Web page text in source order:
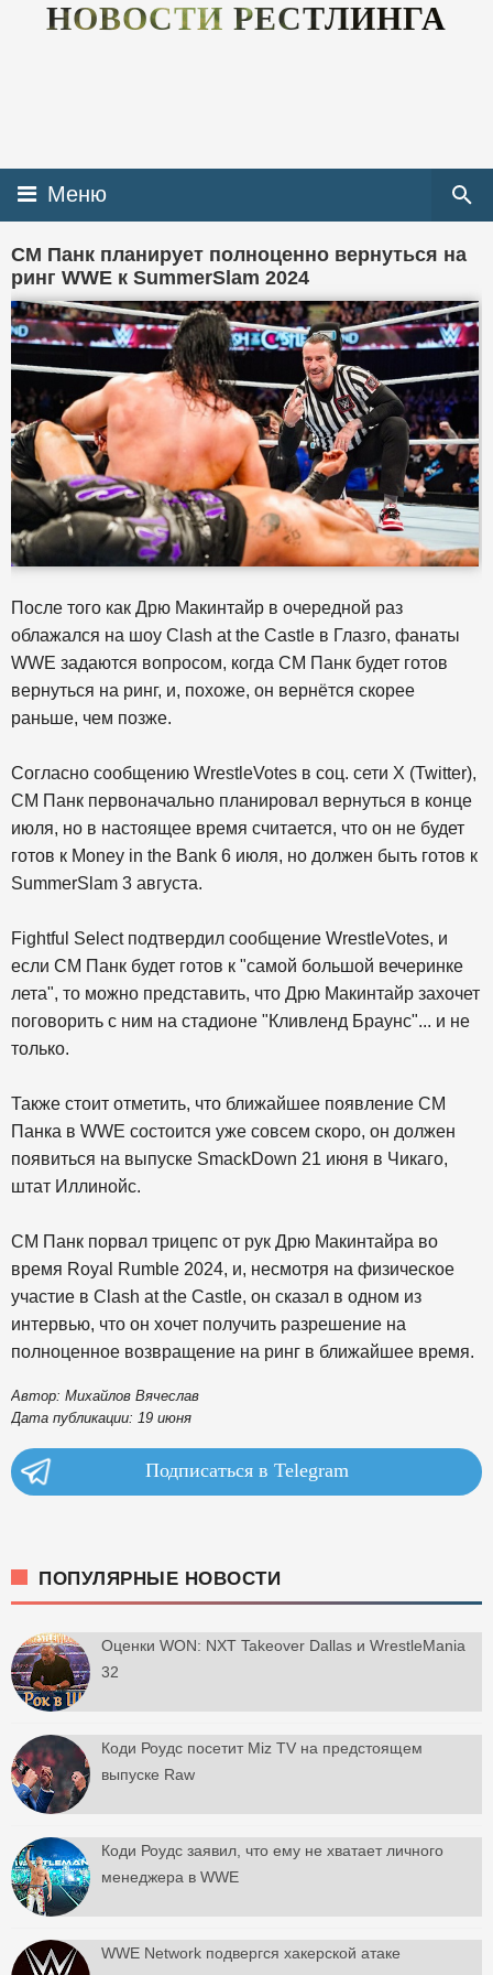
НОВОСТИ РЕСТЛИНГА
Меню
CM Панк планирует полноценно вернуться на
ринг WWE к SummerSlam 2024
После того как Дрю Макинтайр в очередной раз
облажался на шоу Clash at the Castle в Глазго, фанаты
WWE задаются вопросом, когда СМ Панк будет готов
вернуться на ринг, и, похоже, он вернётся скорее
раньше, чем позже.
Согласно сообщению WrestleVotes в соц. сети X (Twitter),
СМ Панк первоначально планировал вернуться в конце
июля, но в настоящее время считается, что он не будет
готов к Money in the Bank 6 июля, но должен быть готов к
SummerSlam 3 августа.
Fightful Select подтвердил сообщение WrestleVotes, и
если СМ Панк будет готов к "самой большой вечеринке
лета", то можно представить, что Дрю Макинтайр захочет
поговорить с ним на стадионе "Кливленд Браунс"... и не
только.
Также стоит отметить, что ближайшее появление СМ
Панка в WWE состоится уже совсем скоро, он должен
появиться на выпуске SmackDown 21 июня в Чикаго,
штат Иллинойс.
СМ Панк порвал трицепс от рук Дрю Макинтайра во
время Royal Rumble 2024, и, несмотря на физическое
участие в Clash at the Castle, он сказал в одном из
интервью, что он хочет получить разрешение на
полноценное возвращение на ринг в ближайшее время.
Автор: Михайлов Вячеслав
Дата публикации: 19 июня
Подписаться в Telegram
ПОПУЛЯРНЫЕ НОВОСТИ
Оценки WON: NXT Takeover Dallas и WrestleMania
32
Коди Роудс посетит Miz TV на предстоящем
выпуске Raw
Коди Роудс заявил, что ему не хватает личного
менеджера в WWE
WWE Network подвергся хакерской атаке